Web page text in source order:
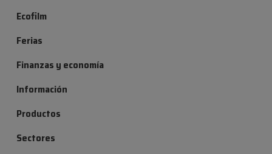
Ecofilm
Ferias
Finanzas y economía
Información
Productos
Sectores